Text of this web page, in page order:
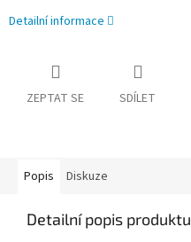
Detailní informace
ZEPTAT SE SDÍLET
Popis Diskuze
Detailní popis produktu